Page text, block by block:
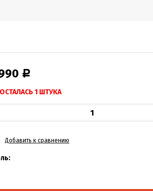
Р
ОСТАЛАСЬ 1 ШТУКА
Добавить к сравнению